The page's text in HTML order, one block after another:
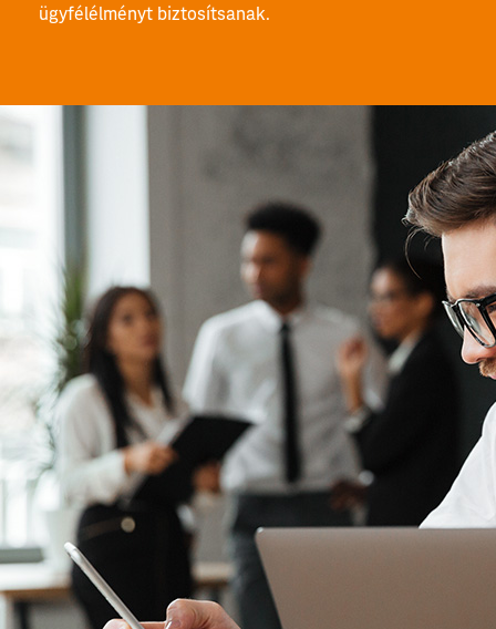
ügyfélélményt biztosítsanak.